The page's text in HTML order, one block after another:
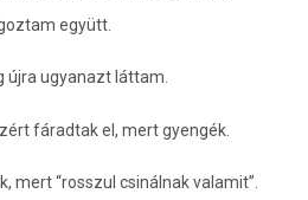
együtt.
újra ugyanazt láttam.
fáradtak el, mert gyengék.
mert “rosszul csinálnak valamit”.